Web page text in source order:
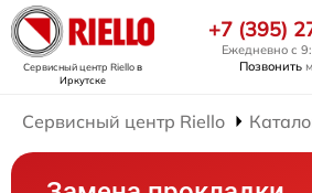
Сервисный центр Rielloв
Иркутске
+7 (395)
Ежедневно с
Позвонить
Сервисный центр Riello